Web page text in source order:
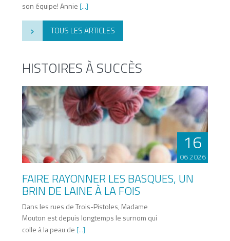
son équipe! Annie [...]
› TOUS LES ARTICLES
HISTOIRES À SUCCÈS
16
06 2026
FAIRE RAYONNER LES BASQUES, UN
BRIN DE LAINE À LA FOIS
Dans les rues de Trois-Pistoles, Madame
Mouton est depuis longtemps le surnom qui
colle à la peau de [...]